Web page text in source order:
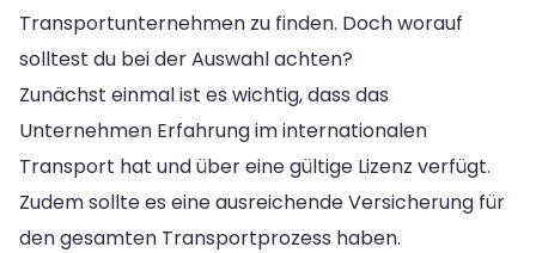
Transportunternehmen zu finden. Doch worauf
solltest du bei der Auswahl achten?
Zunächst einmal ist es wichtig, dass das
Unternehmen Erfahrung im internationalen
Transport hat und über eine gültige Lizenz verfügt.
Zudem sollte es eine ausreichende Versicherung für
den gesamten Transportprozess haben.